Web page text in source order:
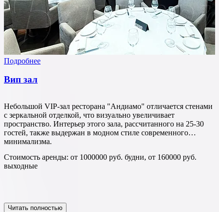
Подробнее
Вип зал
Небольшой VIP-зал ресторана "Андиамо" отличается стенами
с зеркальной отделкой, что визуально увеличивает
пространство. Интерьер этого зала, рассчитанного на 25-30
гостей, также выдержан в модном стиле современного
минимализма.
Стоимость аренды: от 1000000 руб. будни, от 160000 руб.
выходные
Читать полностью